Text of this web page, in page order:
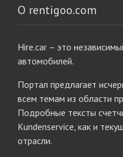
О rentigoo.com
Hire.car – это
автомобилей.
Портал предлагает
всем темам из области
Подробные тексты
Kundenservice, как и
отрасли.